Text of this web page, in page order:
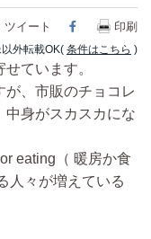
ツイート Facebook
印刷
外転載OK( 条件はこちら )
ています。
、市販のチョコレ
中身がスカスカにな
eating（ 暖房か食
人々が増えている